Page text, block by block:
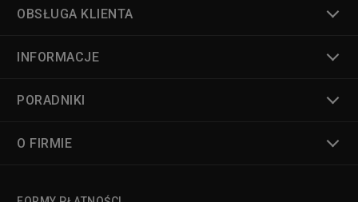
OBSŁUGA KLIENTA
INFORMACJE
PORADNIKI
O FIRMIE